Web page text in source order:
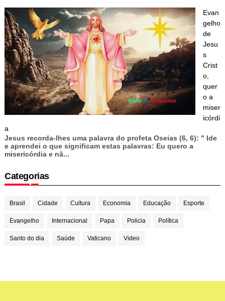
Evan
gelho
de
Jesu
s
Crist
o,
quer
o a
miser
icórdi
a
Jesus recorda-lhes uma palavra do profeta Oseias (6, 6): " Ide
e aprendei o que significam estas palavras: Eu quero a
misericórdia e nã...
Categorias
Brasil Cidade Cultura Economia Educação Esporte
Evangelho Internacional Papa Policia Política
Santo do dia Saúde Vaticano Video